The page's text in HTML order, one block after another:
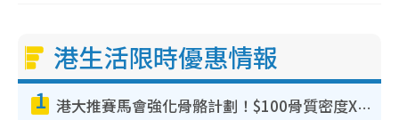
港生活限時優惠情報
1 港大推賽馬會強化骨骼計劃！$100骨質密度X光檢查 完成免費運動訓練送超市禮券！附參加資格